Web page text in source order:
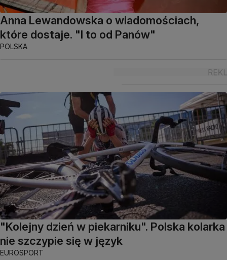
Anna Lewandowska o wiadomościach,
które dostaje. "I to od Panów"
POLSKA
"Kolejny dzień w piekarniku". Polska kolarka
nie szczypie się w język
EUROSPORT